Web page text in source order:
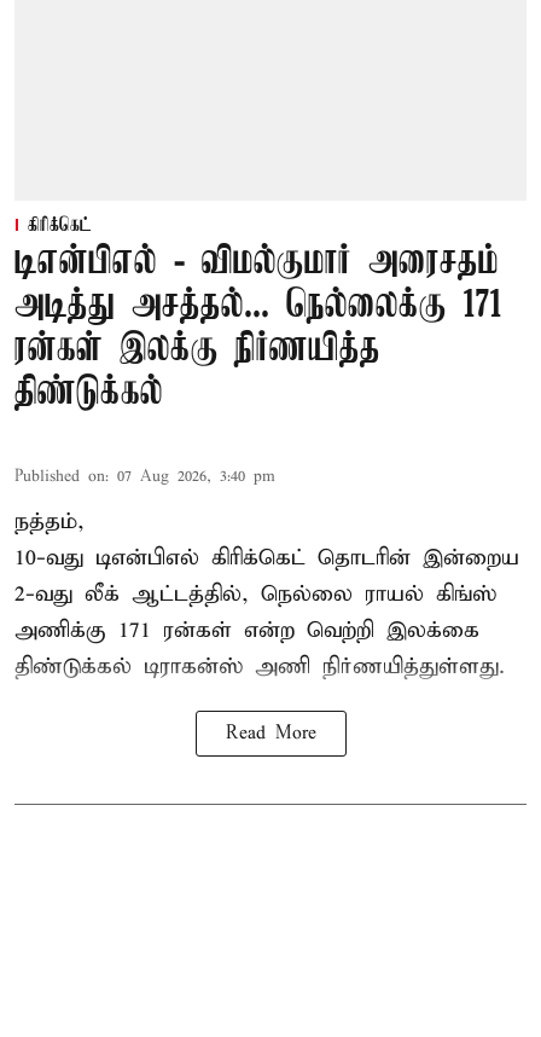
கிரிக்கெட்
டிஎன்பிஎல் - விமல்குமார் அரைசதம்
அடித்து அசத்தல்... நெல்லைக்கு 171
ரன்கள் இலக்கு நிர்ணயித்த
திண்டுக்கல்
Published on: 07 Aug 2026, 3:40 pm
நத்தம்,
10-வது டிஎன்பிஎல் கிரிக்கெட் தொடரின் இன்றைய
2-வது லீக் ஆட்டத்தில், நெல்லை ராயல் கிங்ஸ்
அணிக்கு 171 ரன்கள் என்ற வெற்றி இலக்கை
திண்டுக்கல் டிராகன்ஸ் அணி நிர்ணயித்துள்ளது.
Read More